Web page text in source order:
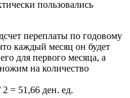
пользовались
переплаты по годовому
каждый месяц он будет
для первого месяца, а
на количество
= 51,66 ден. ед.